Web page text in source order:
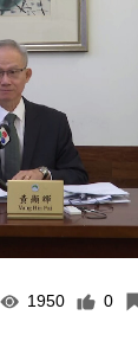
1950 0